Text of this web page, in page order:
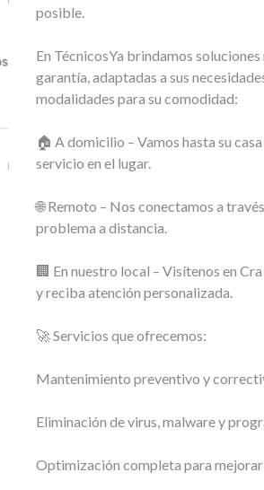
posible.
En TécnicosYa brindamos
garantía, adaptadas a sus
modalidades para su comodidad:
🏠 A domicilio – Vamos hasta su
servicio en el lugar.
🌐 Remoto – Nos conectamos a
problema a distancia.
🏢 En nuestro local – Visítenos en
y reciba atención personalizada.
🚀 Servicios que ofrecemos:
Mantenimiento preventivo y
Eliminación de virus, malware y
Optimización completa para